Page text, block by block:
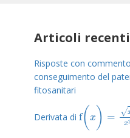
Articoli recenti
Risposte con
conseguimento del
fitosanitari
Derivata di f( x ) = √
x2
f(x )= x2 -a2 x2